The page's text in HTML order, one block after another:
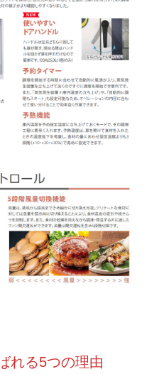
れる5つの理由